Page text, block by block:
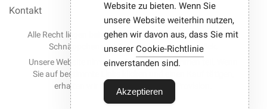
Kontakt
Alle Recht liegen bei © 2012-2026 Best Gutscheine — Alle
Schnäppchen und Gutscheine mit einem Klick.
Unsere Website nimmt an Partnerprogrammen teil. Wenn
Sie auf bestimmte Links klicken und einen Kauf tätigen,
erhalten wir möglicherweise eine Provision.
Website zu bieten. Wenn Sie
unsere Website weiterhin nutzen,
gehen wir davon aus, dass Sie mit
unserer Cookie-Richtlinie
einverstanden sind.
Akzeptieren